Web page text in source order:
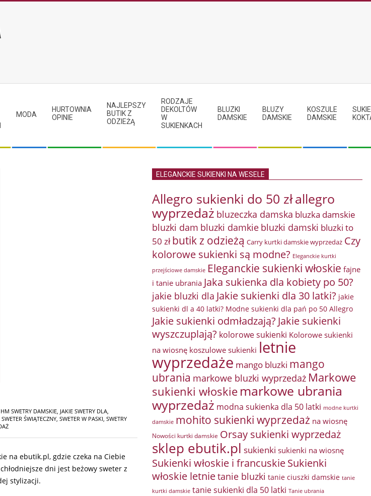
MODA
HURTOWNIA
OPINIE
NAJLEPSZY
BUTIK Z
ODZIEŻĄ
RODZAJE
DEKOLTÓW
W
SUKIENKACH
BLUZKI
DAMSKIE
BLUZY
DAMSKIE
KOSZULE
DAMSKIE
HM SWETRY DAMSKIE JAKIE SWETRY DLA
SWETER ŚWIĄTECZNY SWETER W PASKI SWETRY
na ebutik.pl, gdzie czeka na Ciebie
dni jest beżowy sweter z
stylizacji.
ELEGANCKIE SUKIENKI NA WESELE
Allegro sukienki do 50 złallegro
wyprzedaż bluzeczka damska bluzka damskie
bluzki dam bluzki damkie bluzki damski bluzki to
50 zł butik z odzieżą Carry kurtki damskie wyprzedaż Czy
kolorowe sukienki są modne? Eleganckie kurtki
przejściowe damskie Eleganckie sukienki włoskie fajne
i tanie ubrania Jaka sukienka dla kobiety po 50?
jakie bluzki dla Jakie sukienki dla 30 latki? jakie
sukienki dl a 40 latki? Modne sukienki dla pań po 50 Allegro
Jakie sukienki odmładzają? Jakie sukienki
wyszczuplają? kolorowe sukienki Kolorowe sukienki
na wiosnę koszulowe sukienki letnie
wyprzedaże mango bluzki mango
ubrania markowe bluzki wyprzedaż Markowe
sukienki włoskie markowe ubrania
wyprzedaż modna sukienka dla 50 latki modne kurtki
damskie mohito sukienki wyprzedaż na wiosnę
Nowości kurtki damskie Orsay sukienki wyprzedaż
sklep ebutik.pl sukienki sukienki na wiosnę
Sukienki włoskie i francuskieSukienki
włoskie letnietanie bluzki tanie ciuszki damskie tanie
kurtki damskie tanie sukienki dla 50 latki Tanie ubrania